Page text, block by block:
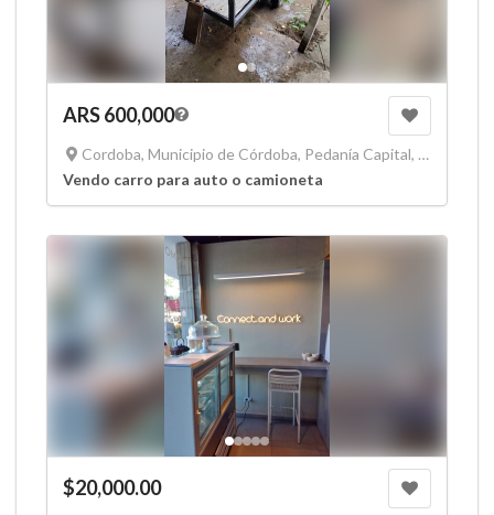
ARS 600,000
Cordoba, Municipio de Córdoba, Pedanía Capital, Departamento Capital, Córdoba, X5000, Argentina
Vendo carro para auto o camioneta
$20,000.00